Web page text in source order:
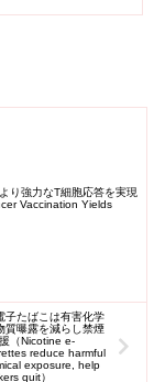
り強力なT細胞応答を実現
Vaccination Yields